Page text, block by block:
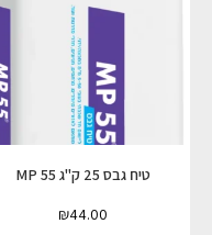
טיח גבס 25 ק"ג MP 55
₪44.00